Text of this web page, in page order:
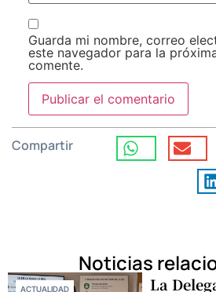
Guarda mi nombre, correo
este navegador para la
comente.
Compartir
Noticias
ACTUALIDAD La